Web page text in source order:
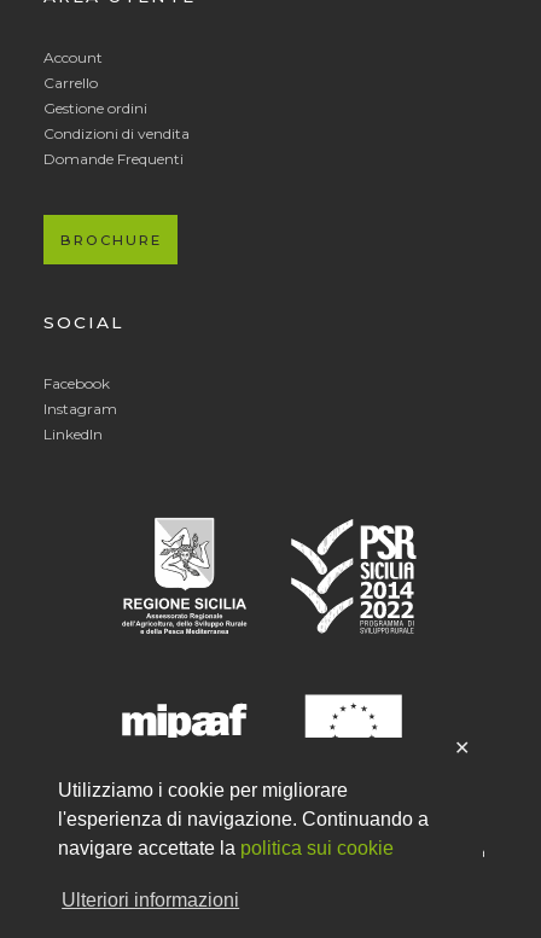
Utilizziamo i cookie per migliorare
l'esperienza di navigazione. Continuando a
navigare accettate la politica sui cookie
Ulteriori informazioni
✕
Account
Carrello
Gestione ordini
Condizioni di vendita
Domande Frequenti
BROCHURE
SOCIAL
Facebook
Instagram
LinkedIn
PSR 2014-2020 Sottomisura 6.2"Aiuti all'avviamento di attività